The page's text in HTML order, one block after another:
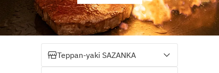
Teppan-yaki SAZANKA